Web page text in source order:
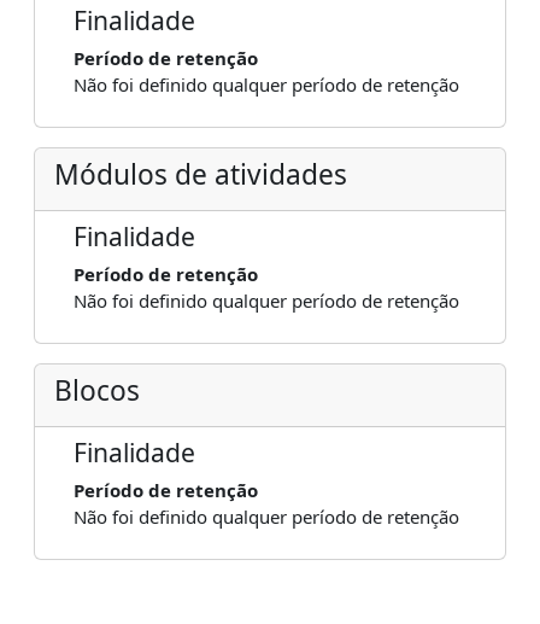
Finalidade
Período de retenção
Não foi definido qualquer período de retenção
Módulos de atividades
Finalidade
Período de retenção
Não foi definido qualquer período de retenção
Blocos
Finalidade
Período de retenção
Não foi definido qualquer período de retenção